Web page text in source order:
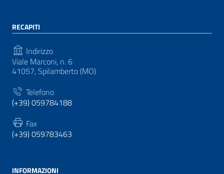
RECAPITI
Indirizzo
Viale Marconi, n. 6
41057, Spilamberto (MO)
Telefono
(+39) 059784188
Fax
(+39) 059783463
INFORMAZIONI